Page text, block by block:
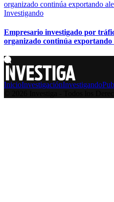
Investigando
Empresario investigado por
organizado continúa
InicioInvestigaciónInvestigando